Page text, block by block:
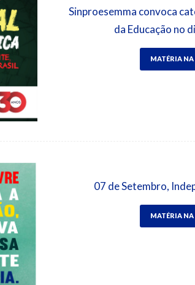
Sinproesemma convoca
da Educação no
MATÉRIA
07 de Setembro,
MATÉRIA